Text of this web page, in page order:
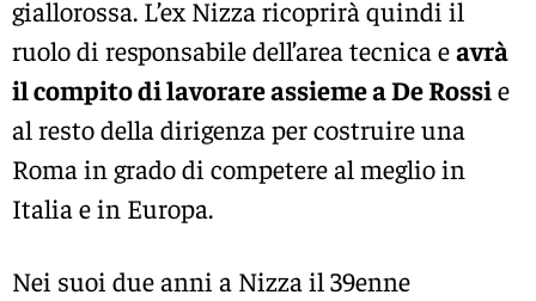
giallorossa. L’ex Nizza ricoprirà quindi il
ruolo di responsabile dell’area tecnica eavrà
il compito di lavorare assieme a De Rossie
al resto della dirigenza per costruire una
Roma in grado di competere al meglio in
Italia e in Europa.
Nei suoi due anni a Nizza il 39enne